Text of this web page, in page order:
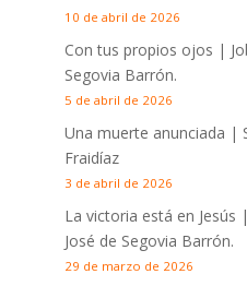
10 de abril de 2026
Con tus propios ojos |
Segovia Barrón.
5 de abril de 2026
Una muerte anunciada |
Fraidíaz
3 de abril de 2026
La victoria está en Jesús |
José de Segovia Barrón.
29 de marzo de 2026